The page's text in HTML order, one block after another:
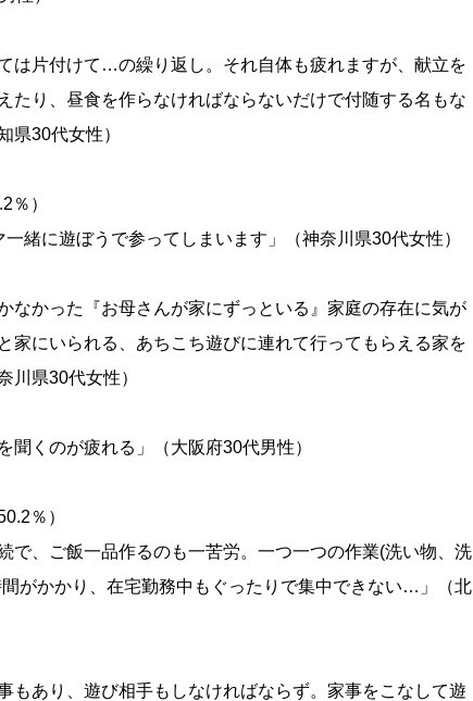
は片付けて…の繰り返し。それ自体も疲れますが、献立を
たり、昼食を作らなければならないだけで付随する名もな
県30代女性）
％）
一緒に遊ぼうで参ってしまいます」（神奈川県30代女性）
なかった『お母さんが家にずっといる』家庭の存在に気が
家にいられる、あちこち遊びに連れて行ってもらえる家を
川県30代女性）
聞くのが疲れる」（大阪府30代男性）
％）
で、ご飯一品作るのも一苦労。一つ一つの作業(洗い物、洗
がかかり、在宅勤務中もぐったりで集中できない…」（北
もあり、遊び相手もしなければならず。家事をこなして遊